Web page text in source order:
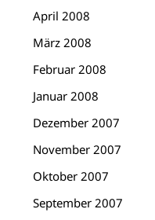
April 2008
März 2008
Februar 2008
Januar 2008
Dezember 2007
November 2007
Oktober 2007
September 2007